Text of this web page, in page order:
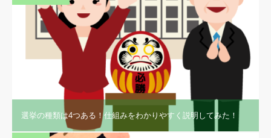
選挙の種類は4つある！仕組みをわかりやすく説明してみた！